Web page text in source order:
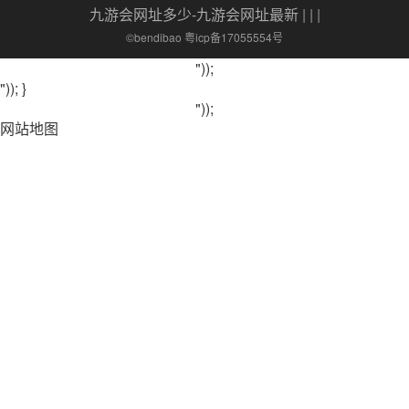
九游会网址多少-九游会网址最新| | |
©bendibao 粤icp备17055554号
"));
")); }
"));
网站地图